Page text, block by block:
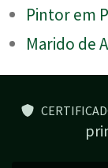
Pintor em
Marido de